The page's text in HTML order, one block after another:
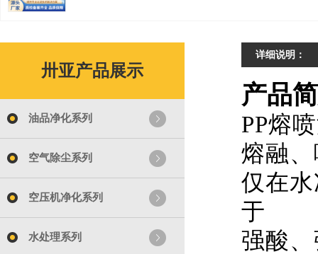
卅亚产品展示
油品净化系列
空气除尘系列
空压机净化系列
水处理系列
详细说明：
产品
PP熔
熔融
仅在
于
强酸